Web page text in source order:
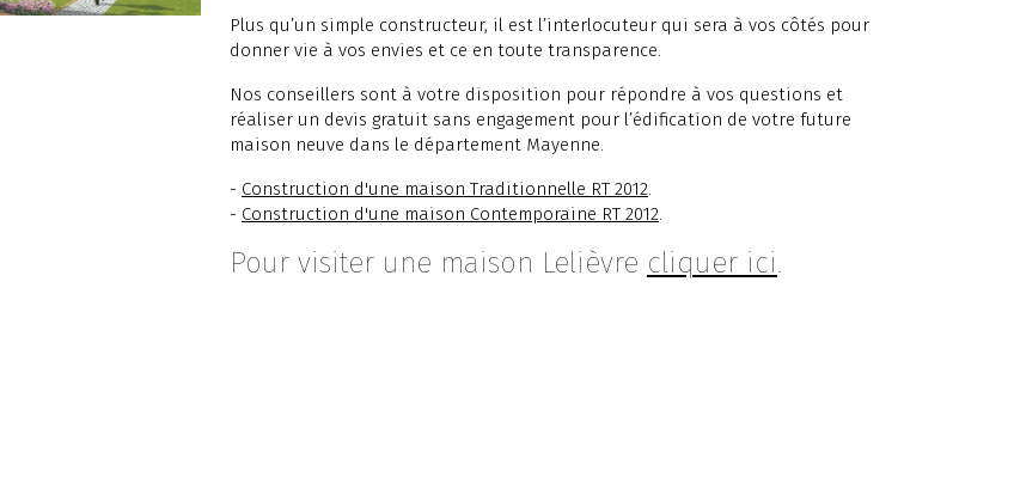
Plus qu’un simple constructeur, il est l’interlocuteur qui sera à vos côtés pour
donner vie à vos envies et ce en toute transparence.
Nos conseillers sont à votre disposition pour répondre à vos questions et
réaliser un devis gratuit sans engagement pour l’édification de votre future
maison neuve dans le département Mayenne.
- Construction d'une maison Traditionnelle RT 2012.
- Construction d'une maison Contemporaine RT 2012.
Pour visiter une maison Lelièvre cliquer ici.